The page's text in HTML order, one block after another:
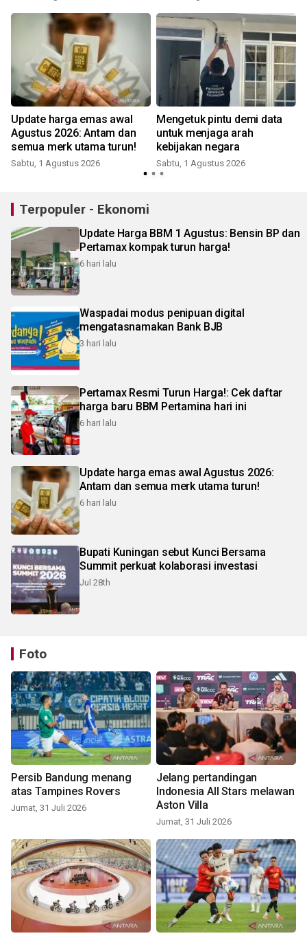
Update harga emas awal
Agustus 2026: Antam dan
semua merk utama turun!
Sabtu, 1 Agustus 2026
Mengetuk pintu demi data
untuk menjaga arah
kebijakan negara
Sabtu, 1 Agustus 2026
Terpopuler - Ekonomi
Update Harga BBM 1 Agustus: Bensin BP dan
Pertamax kompak turun harga!
6 hari lalu
Waspadai modus penipuan digital
mengatasnamakan Bank BJB
3 hari lalu
Pertamax Resmi Turun Harga!: Cek daftar
harga baru BBM Pertamina hari ini
6 hari lalu
Update harga emas awal Agustus 2026:
Antam dan semua merk utama turun!
6 hari lalu
Bupati Kuningan sebut Kunci Bersama
Summit perkuat kolaborasi investasi
Jul 28th
Foto
Persib Bandung menang
atas Tampines Rovers
Jumat, 31 Juli 2026
Jelang pertandingan
Indonesia All Stars melawan
Aston Villa
Jumat, 31 Juli 2026